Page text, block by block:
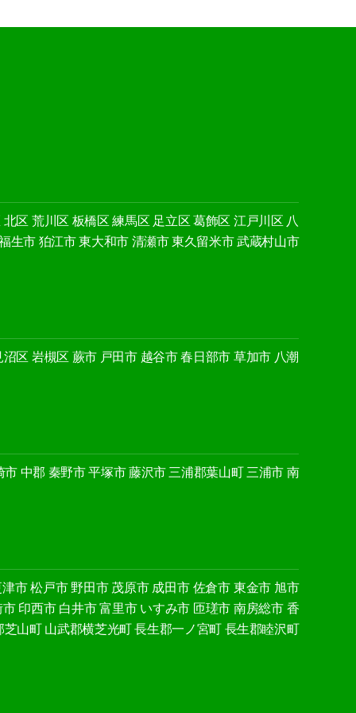
北区 荒川区 板橋区 練馬区 足立区 葛飾区 江戸川区 八
生市 狛江市 東大和市 清瀬市 東久留米市 武蔵村山市
沼区 岩槻区 蕨市 戸田市 越谷市 春日部市 草加市 八潮
市 中郡 秦野市 平塚市 藤沢市 三浦郡葉山町 三浦市 南
市 松戸市 野田市 茂原市 成田市 佐倉市 東金市 旭市
市 印西市 白井市 富里市 いすみ市 匝瑳市 南房総市 香
芝山町 山武郡横芝光町 長生郡一ノ宮町 長生郡睦沢町